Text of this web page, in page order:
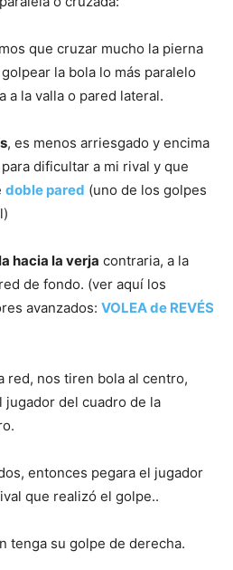
que cruzar mucho la pierna
la bola lo más paralelo
a la valla o pared lateral.
, es menos arriesgado y encima
dificultar a mi rival y que
doble pared (uno de los golpes
hacia la verja contraria, a la
de fondo. (ver aquí los
avanzados: VOLEA de REVÉS
red, nos tiren bola al centro,
del cuadro de la
entonces pegara el jugador
que realizó el golpe..
tenga su golpe de derecha.